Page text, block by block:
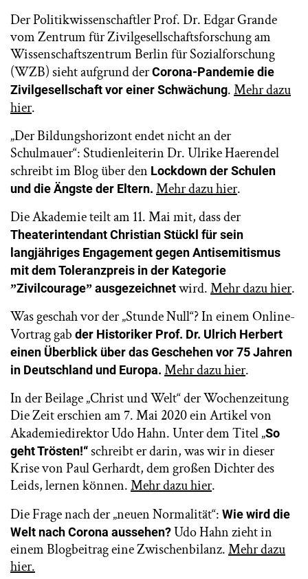
Der Politikwissenschaftler Prof. Dr. Edgar Grande
vom Zentrum für Zivilgesellschaftsforschung am
Wissenschaftszentrum Berlin für Sozialforschung
(WZB) sieht aufgrund derCorona-Pandemie die
Zivilgesellschaft vor einer Schwächung.Mehr dazu
hier.
„Der Bildungshorizont endet nicht an der
Schulmauer“: Studienleiterin Dr. Ulrike Haerendel
schreibt im Blog über den Lockdown der Schulen
und die Ängste der Eltern. Mehr dazu hier.
Die Akademie teilt am 11. Mai mit, dass der
Theaterintendant Christian Stückl für sein
langjähriges Engagement gegen Antisemitismus
mit dem Toleranzpreis in der Kategorie
ˮZivilcourageˮ ausgezeichnetwird.Mehr dazu hier.
Was geschah vor der „Stunde Null“? In einem Online-
Vortrag gab der Historiker Prof. Dr. Ulrich Herbert
einen Überblick über das Geschehen vor 75 Jahren
in Deutschland und Europa. Mehr dazu hier.
In der Beilage „Christ und Welt“ der Wochenzeitung
Die Zeit erschien am 7. Mai 2020 ein Artikel von
Akademiedirektor Udo Hahn. Unter dem Titel „So
geht Trösten!“schreibt er darin, was wir in dieser
Krise von Paul Gerhardt, dem großen Dichter des
Leids, lernen können.Mehr dazu hier.
Die Frage nach der „neuen Normalität“: Wie wird die
Welt nach Corona aussehen?Udo Hahn zieht in
einem Blogbeitrag eine Zwischenbilanz.Mehr dazu
hier.